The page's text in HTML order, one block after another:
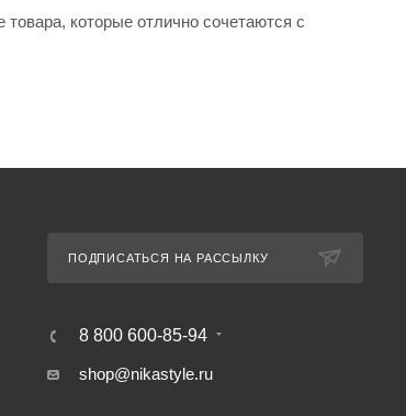
которые отлично сочетаются с
ПОДПИСАТЬСЯ НА РАССЫЛКУ
8 800 600-85-94
shop@nikastyle.ru